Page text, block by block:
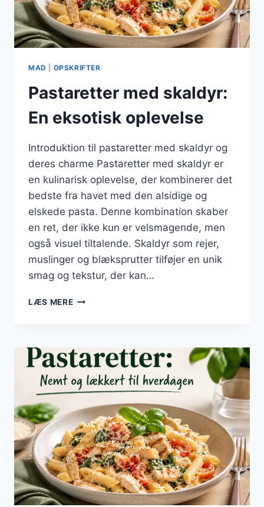
MAD OPSKRIFTER
Pastaretter med skaldyr:
En eksotisk oplevelse
Introduktion til pastaretter med skaldyr og
deres charme Pastaretter med skaldyr er
en kulinarisk oplevelse, der kombinerer det
bedste fra havet med den alsidige og
elskede pasta. Denne kombination skaber
en ret, der ikke kun er velsmagende, men
også visuel tiltalende. Skaldyr som rejer,
muslinger og blæksprutter tilføjer en unik
smag og tekstur, der kan…
LÆS MEREPASTARETTER
EKSOTISK
OPLEVELSE